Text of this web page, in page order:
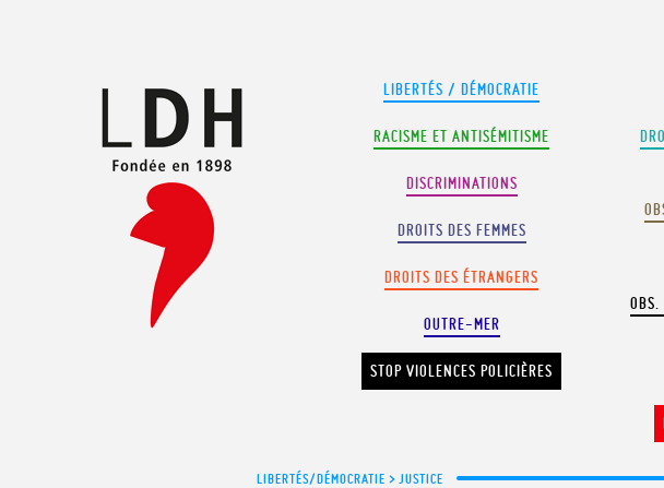
LIBERTÉS / DÉMOCRATIE
RACISME ET ANTISÉMITISME
DISCRIMINATIONS
DROITS DES FEMMES
DROITS DES ÉTRANGERS
OUTRE-MER
STOP VIOLENCES POLICIÈRES
OBS.
LIBERTÉS/DÉMOCRATIE > JUSTICE